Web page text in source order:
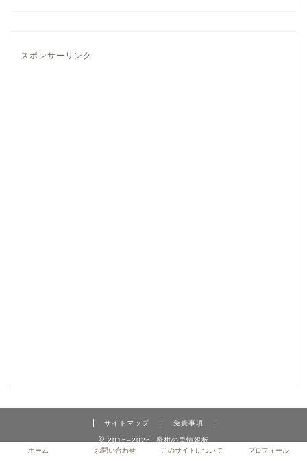
サイトマップ 免責事項
2015–2026 蜜柑の里情報板
ホーム
お問い合わせ このサイトについて プロフィール